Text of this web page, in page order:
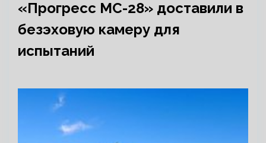
«Прогресс МС-28» доставили в
безэховую камеру для
испытаний